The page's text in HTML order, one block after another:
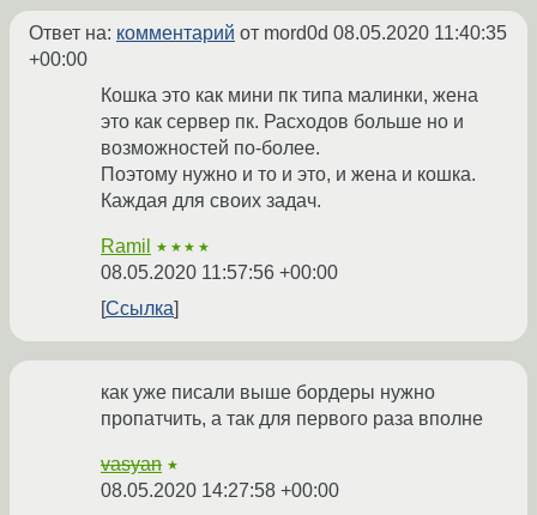
Ответ на: комментарий от mord0d 08.05.2020 11:40:35
+00:00
Кошка это как мини пк типа малинки, жена
это как сервер пк. Расходов больше но и
возможностей по-более.
Поэтому нужно и то и это, и жена и кошка.
Каждая для своих задач.
Ramil ★★★★
08.05.2020 11:57:56 +00:00
Ссылка
как уже писали выше бордеры нужно
пропатчить, а так для первого раза вполне
vasyan ★
08.05.2020 14:27:58 +00:00